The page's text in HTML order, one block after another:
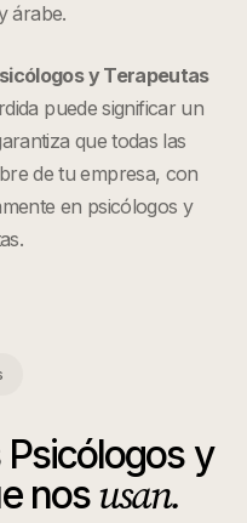
árabe.
y Terapeutas
puede significar un
que todas las
de tu empresa, con
en psicólogos y
.
Psicólogos y
nosusan.